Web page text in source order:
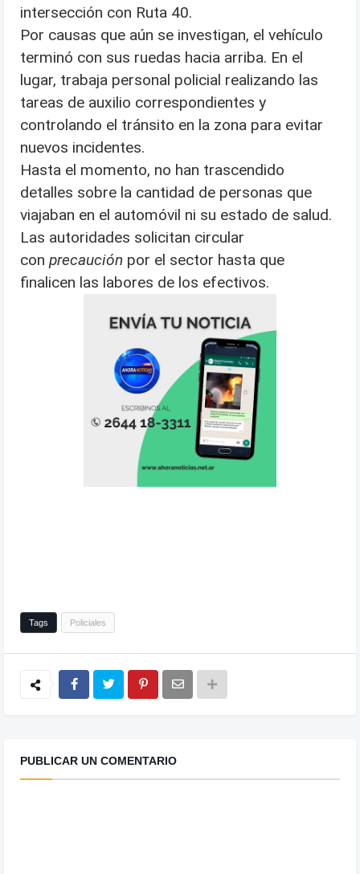
intersección con Ruta 40.
Por causas que aún se investigan, el vehículo
terminó con sus ruedas hacia arriba. En el
lugar, trabaja personal policial realizando las
tareas de auxilio correspondientes y
controlando el tránsito en la zona para evitar
nuevos incidentes.
Hasta el momento, no han trascendido
detalles sobre la cantidad de personas que
viajaban en el automóvil ni su estado de salud.
Las autoridades solicitan circular
con precaución por el sector hasta que
finalicen las labores de los efectivos.
Tags Policiales
PUBLICAR UN COMENTARIO